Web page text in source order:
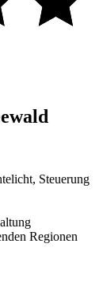
Steuerung
Regionen